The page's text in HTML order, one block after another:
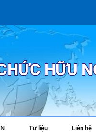
HỮU
Tư liệu Liên hệ